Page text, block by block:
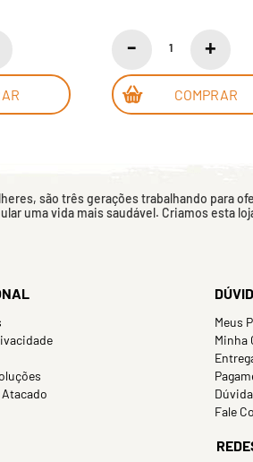
COMPRAR
são três gerações trabalhando para
uma vida mais saudável. Criamos esta
Meus
Minha
Fale